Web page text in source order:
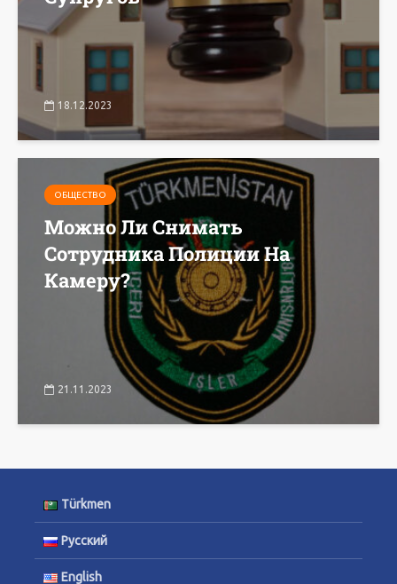
18.12.2023
ОБЩЕСТВО
Можно Ли Снимать
Сотрудника Полиции На
Камеру?
21.11.2023
Türkmen
Русский
English